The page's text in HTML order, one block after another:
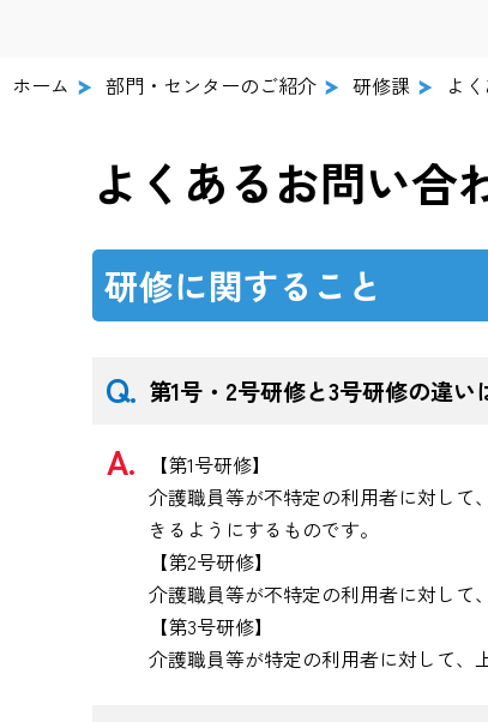
ホーム 部門・センターのご紹介 研修課 よ
よくあるお問い合
研修に関すること
第1号・2号研修と3号研修の違い
【第1号研修】
介護職員等が不特定の利用者に対して
きるようにするものです。
【第2号研修】
介護職員等が不特定の利用者に対して
【第3号研修】
介護職員等が特定の利用者に対して、